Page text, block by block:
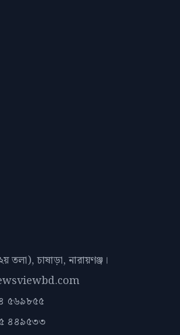
তলা), চাষাড়া, নারায়ণঞ্জ।
৫৬৯৮৫৫
৪৪৯৫৩৩